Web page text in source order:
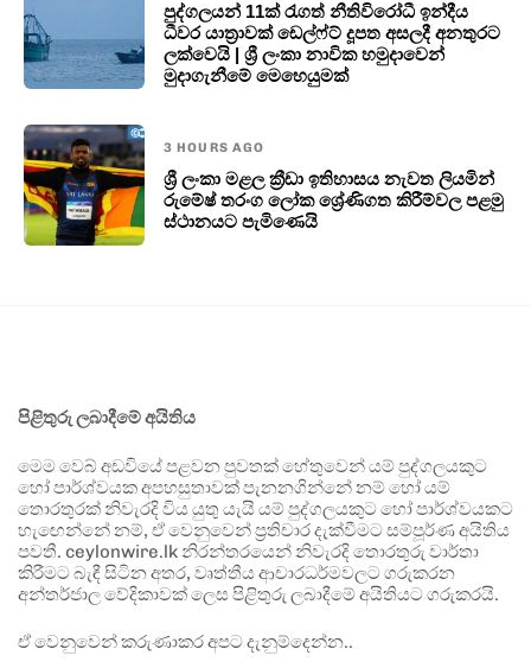
පුද්ගලයන් 11ක් රැගත් නීතිවිරෝධී ඉන්දීය
ධීවර යාත්‍රාවක් ඩෙල්ෆ්ට් දූපත අසලදී අනතුරට
ලක්වෙයි | ශ්‍රී ලංකා නාවික හමුදාවෙන්
මුදාගැනීමේ මෙහෙයුමක්
3 HOURS AGO
ශ්‍රී ලංකා මළල ක්‍රීඩා ඉතිහාසය නැවත ලියමින්
රුමේෂ් තරංග ලෝක ශ්‍රේණිගත කිරීම්වල පළමු
ස්ථානයට පැමිණෙයි
පිළිතුරු ලබාදීමේ අයිතිය
මෙම වෙබ් අඩවියේ පළවන පුවතක් හේතුවෙන් යම් පුද්ගලයකුට
හෝ පාර්ශ්වයක අපහසුතාවක් පැනනගින්නේ නම් හෝ යම්
තොරතුරක් නිවැරදි විය යුතු යැයි යම් පුද්ගලයකුට හෝ පාර්ශ්වයකට
හැඟෙන්නේ නම්, ඒ වෙනුවෙන් ප්‍රතිචාර දැක්වීමට සම්පූර්ණ අයිතිය
පවතී. ceylonwire.lk නිරන්තරයෙන් නිවැරදි තොරතුරු වාර්තා
කිරීමට බැඳී සිටින අතර, වෘත්තීය ආචාරධර්මවලට ගරුකරන
අන්තර්ජාල වේදිකාවක් ලෙස පිළිතුරු ලබාදීමේ අයිතියට ගරුකරයි.
ඒ වෙනුවෙන් කරුණාකර අපට දැනුම්දෙන්න..